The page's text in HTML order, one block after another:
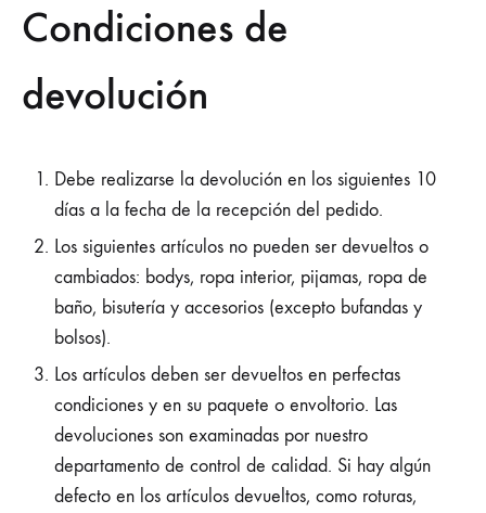
Condiciones de
devolución
Debe realizarse la devolución en los siguientes 10
días a la fecha de la recepción del pedido.
Los siguientes artículos no pueden ser devueltos o
cambiados: bodys, ropa interior, pijamas, ropa de
baño, bisutería y accesorios (excepto bufandas y
bolsos).
Los artículos deben ser devueltos en perfectas
condiciones y en su paquete o envoltorio. Las
devoluciones son examinadas por nuestro
departamento de control de calidad. Si hay algún
defecto en los artículos devueltos, como roturas,